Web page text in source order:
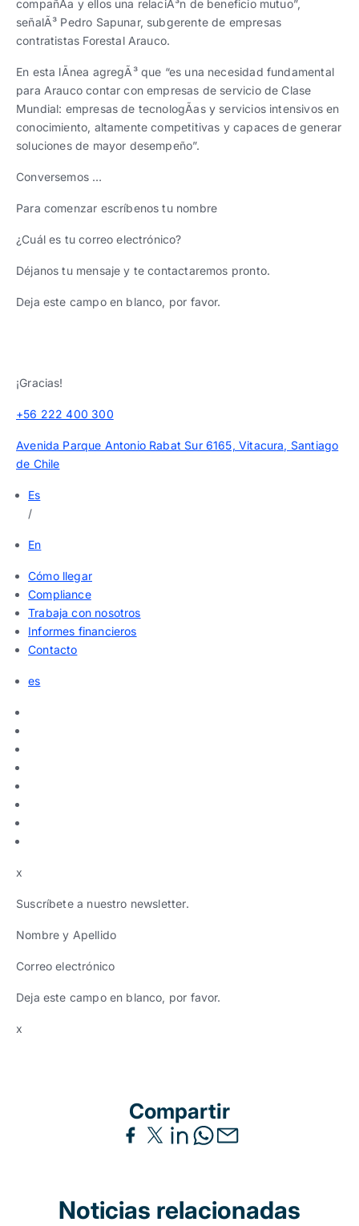
compañÃ­a y ellos una relaciÃ³n de beneficio mutuo”,
señalÃ³ Pedro Sapunar, subgerente de empresas
contratistas Forestal Arauco.
En esta lÃ­nea agregÃ³ que “es una necesidad fundamental
para Arauco contar con empresas de servicio de Clase
Mundial: empresas de tecnologÃ­as y servicios intensivos en
conocimiento, altamente competitivas y capaces de generar
soluciones de mayor desempeño”.
Conversemos …
Para comenzar escríbenos tu nombre
¿Cuál es tu correo electrónico?
Déjanos tu mensaje y te contactaremos pronto.
Deja este campo en blanco, por favor.
¡Gracias!
+56 222 400 300
Avenida Parque Antonio Rabat Sur 6165, Vitacura, Santiago
de Chile
Es
/
En
Cómo llegar
Compliance
Trabaja con nosotros
Informes financieros
Contacto
es
x
Suscríbete a nuestro newsletter.
Nombre y Apellido
Correo electrónico
Deja este campo en blanco, por favor.
x
Compartir
Noticias relacionadas